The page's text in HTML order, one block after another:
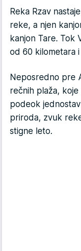
Reka Rzav
reke, a njen
kanjon Tare. Tok
od 60 kilometara
Neposredno pre
rečnih plaža,
podeok
priroda, zvuk
stigne leto.